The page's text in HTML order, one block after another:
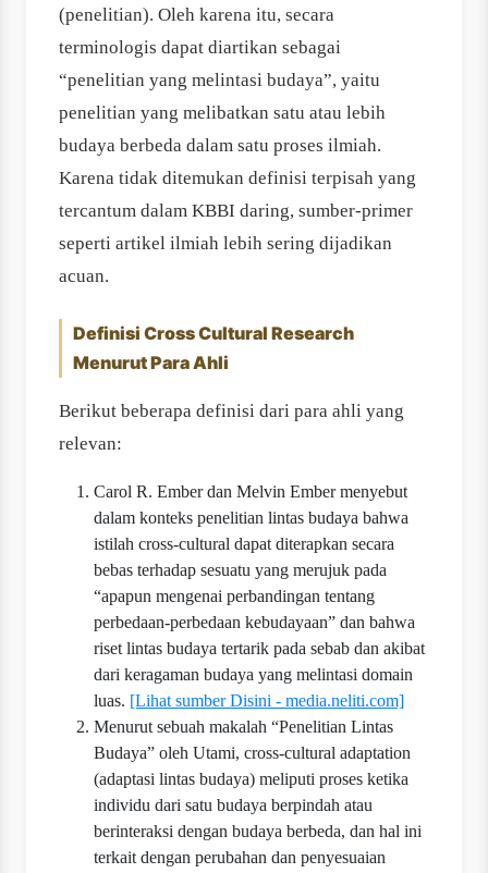
(penelitian). Oleh karena itu, secara
terminologis dapat diartikan sebagai
“penelitian yang melintasi budaya”, yaitu
penelitian yang melibatkan satu atau lebih
budaya berbeda dalam satu proses ilmiah.
Karena tidak ditemukan definisi terpisah yang
tercantum dalam KBBI daring, sumber‐primer
seperti artikel ilmiah lebih sering dijadikan
acuan.
Definisi Cross Cultural Research
Menurut Para Ahli
Berikut beberapa definisi dari para ahli yang
relevan:
Carol R. Ember dan Melvin Ember menyebut
dalam konteks penelitian lintas budaya bahwa
istilah cross-cultural dapat diterapkan secara
bebas terhadap sesuatu yang merujuk pada
“apapun mengenai perbandingan tentang
perbedaan-perbedaan kebudayaan” dan bahwa
riset lintas budaya tertarik pada sebab dan akibat
dari keragaman budaya yang melintasi domain
luas. [Lihat sumber Disini - media.neliti.com]
Menurut sebuah makalah “Penelitian Lintas
Budaya” oleh Utami, cross-cultural adaptation
(adaptasi lintas budaya) meliputi proses ketika
individu dari satu budaya berpindah atau
berinteraksi dengan budaya berbeda, dan hal ini
terkait dengan perubahan dan penyesuaian